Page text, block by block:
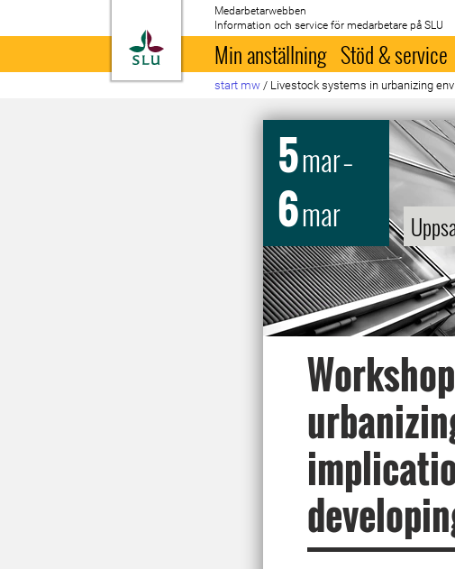
Till startsida
Medarbetarwebben
Information och service för medarbetare på SLU
Min anställning Stöd & service
start mw / Livestock systems in urbanizing
5mar–
6mar